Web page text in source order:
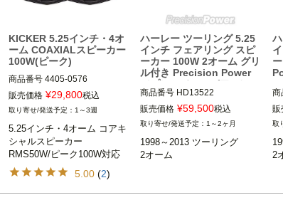
KICKER 5.25インチ・4オ
ーム COAXIALスピーカー
100W(ピーク)
商品番号 4405-0576
M型番：10PS52504
販売価格 ¥29,800税込
1～3週
5.25インチ・4オーム コアキ
シャルスピーカー
RMS50W/ピーク100W対応
5.00(2)
ハーレー ツーリング 5.25
インチ フェアリング スピ
ーカー 100W 2オーム グリ
ル付き Precision Power
（プレシジョンパワー）
商品番号 HD13522
1998～2013 ツーリング
純正オーディオ装着車
Precision Power（プレシジョ
販売価格 ¥59,500税込
1～2ヶ月
1998～2013 ツーリング
2オーム
商
販
2